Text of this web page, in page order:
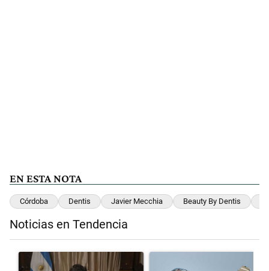
EN ESTA NOTA
Córdoba Dentis Javier Mecchia Beauty By Dentis
Noticias en Tendencia
Un artículo de tendencia con el título "Milei, listo para 'atajar'
Un artículo de tendencia con el